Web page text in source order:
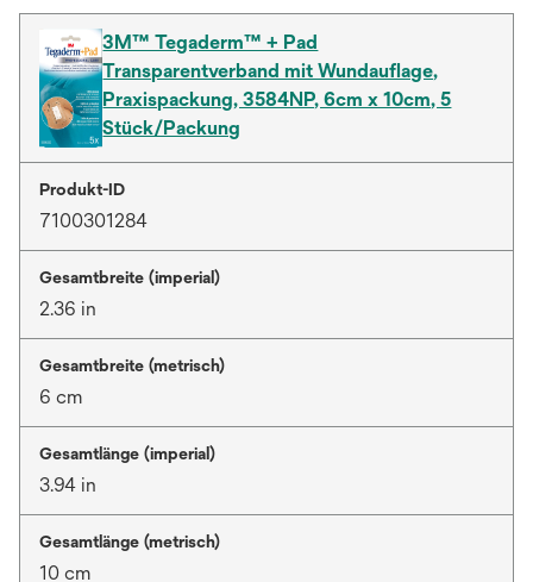
3M™ Tegaderm™ + Pad
Transparentverband mit Wundauflage,
Praxispackung, 3584NP, 6cm x 10cm, 5
Stück/Packung
Produkt-ID
7100301284
Gesamtbreite (imperial)
2.36 in
Gesamtbreite (metrisch)
6 cm
Gesamtlänge (imperial)
3.94 in
Gesamtlänge (metrisch)
10 cm